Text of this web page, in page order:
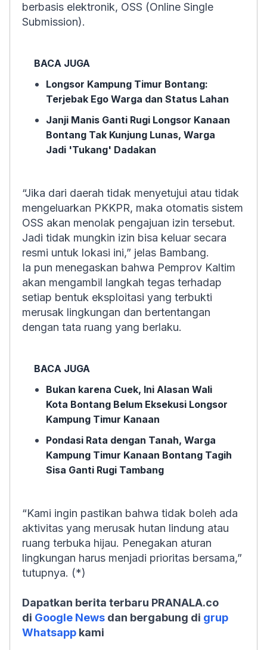
berbasis elektronik, OSS (Online Single
Submission).
BACA JUGA
Longsor Kampung Timur Bontang:
Terjebak Ego Warga dan Status Lahan
Janji Manis Ganti Rugi Longsor Kanaan
Bontang Tak Kunjung Lunas, Warga
Jadi 'Tukang' Dadakan
“Jika dari daerah tidak menyetujui atau tidak
mengeluarkan PKKPR, maka otomatis sistem
OSS akan menolak pengajuan izin tersebut.
Jadi tidak mungkin izin bisa keluar secara
resmi untuk lokasi ini,” jelas Bambang.
Ia pun menegaskan bahwa Pemprov Kaltim
akan mengambil langkah tegas terhadap
setiap bentuk eksploitasi yang terbukti
merusak lingkungan dan bertentangan
dengan tata ruang yang berlaku.
BACA JUGA
Bukan karena Cuek, Ini Alasan Wali
Kota Bontang Belum Eksekusi Longsor
Kampung Timur Kanaan
Pondasi Rata dengan Tanah, Warga
Kampung Timur Kanaan Bontang Tagih
Sisa Ganti Rugi Tambang
“Kami ingin pastikan bahwa tidak boleh ada
aktivitas yang merusak hutan lindung atau
ruang terbuka hijau. Penegakan aturan
lingkungan harus menjadi prioritas bersama,”
tutupnya. (*)
Dapatkan berita terbaru PRANALA.co
di Google News dan bergabung di grup
Whatsapp kami